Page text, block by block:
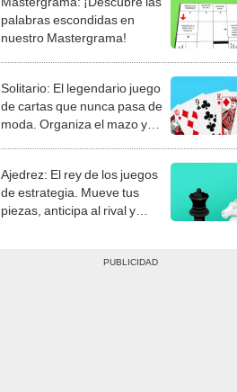
palabras escondidas en
nuestro Mastergrama!
Solitario: El legendario juego
de cartas que nunca pasa de
moda. Organiza el mazo y
Ajedrez: El rey de los juegos
de estrategia. Mueve tus
piezas, anticipa al rival y